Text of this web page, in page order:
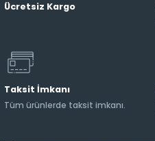
Ücretsiz Kargo
Taksit İmkanı
Tüm ürünlerde taksit imkanı.